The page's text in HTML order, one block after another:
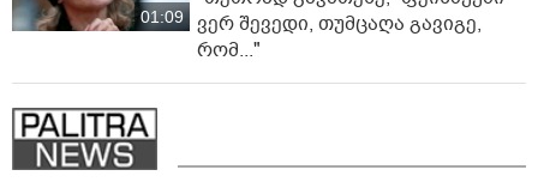
01:09
ვერ შევედი, თუმცაღა გავიგე,
რომ..."